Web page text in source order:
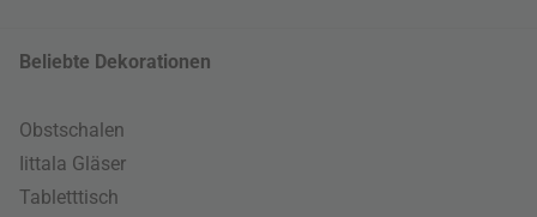
Beliebte Dekorationen
Obstschalen
Iittala Gläser
Tabletttisch